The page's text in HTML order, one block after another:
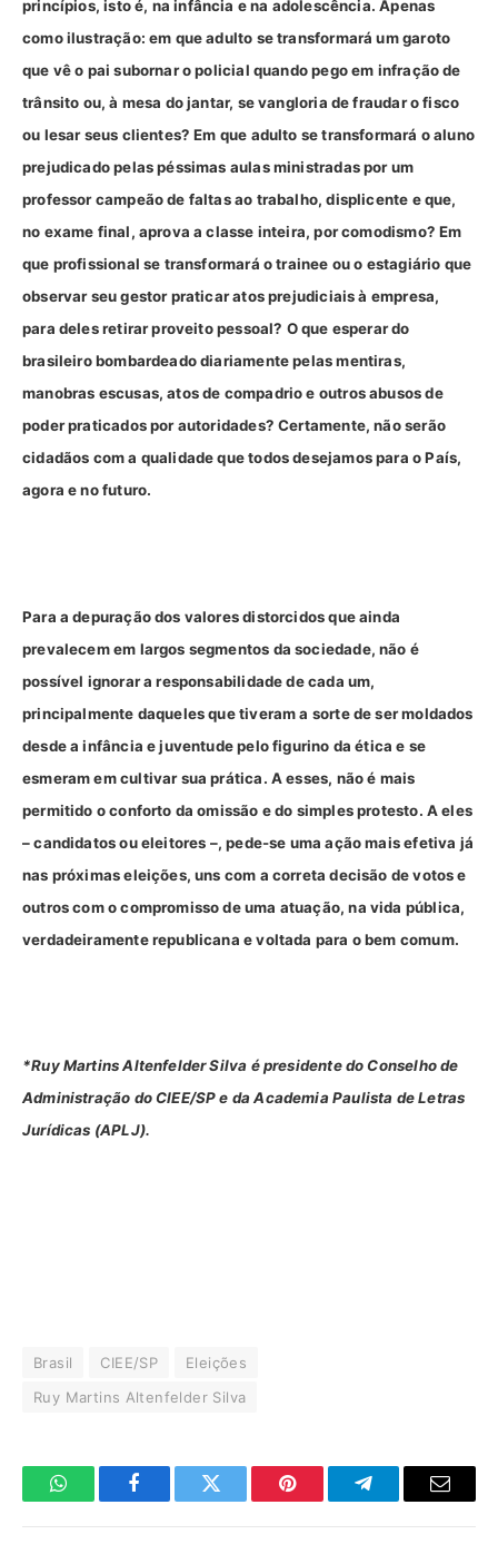
princípios, isto é, na infância e na adolescência. Apenas
como ilustração: em que adulto se transformará um garoto
que vê o pai subornar o policial quando pego em infração de
trânsito ou, à mesa do jantar, se vangloria de fraudar o fisco
ou lesar seus clientes? Em que adulto se transformará o aluno
prejudicado pelas péssimas aulas ministradas por um
professor campeão de faltas ao trabalho, displicente e que,
no exame final, aprova a classe inteira, por comodismo? Em
que profissional se transformará o trainee ou o estagiário que
observar seu gestor praticar atos prejudiciais à empresa,
para deles retirar proveito pessoal? O que esperar do
brasileiro bombardeado diariamente pelas mentiras,
manobras escusas, atos de compadrio e outros abusos de
poder praticados por autoridades? Certamente, não serão
cidadãos com a qualidade que todos desejamos para o País,
agora e no futuro.
Para a depuração dos valores distorcidos que ainda
prevalecem em largos segmentos da sociedade, não é
possível ignorar a responsabilidade de cada um,
principalmente daqueles que tiveram a sorte de ser moldados
desde a infância e juventude pelo figurino da ética e se
esmeram em cultivar sua prática. A esses, não é mais
permitido o conforto da omissão e do simples protesto. A eles
– candidatos ou eleitores –, pede-se uma ação mais efetiva já
nas próximas eleições, uns com a correta decisão de votos e
outros com o compromisso de uma atuação, na vida pública,
verdadeiramente republicana e voltada para o bem comum.
*Ruy Martins Altenfelder Silva é presidente do Conselho de
Administração do CIEE/SP e da Academia Paulista de Letras
Jurídicas (APLJ).
Brasil CIEE/SP
Eleições
Ruy Martins Altenfelder Silva
WhatsAppFacebookTwitter Pinterest TelegramaE-